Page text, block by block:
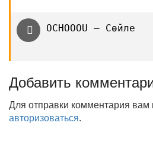
OCHOOOU – Сөйле
Добавить
Для отправки комментария вам
авторизоваться.